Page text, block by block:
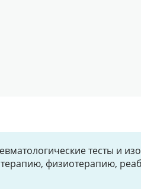
тесты и
физиотерапию,